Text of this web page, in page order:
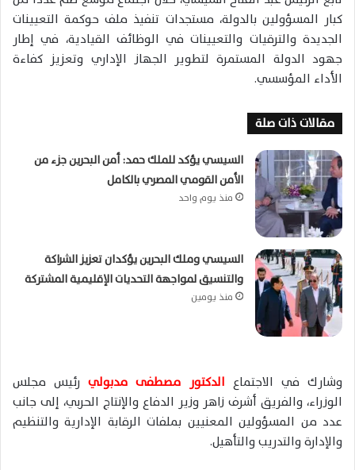
كبار المسؤولين بالدولة، مستجدات تنفيذ ملف حوكمة التعيينات
الجديدة والترقيات والتعيينات في الوظائف القيادية، في إطار
جهود الدولة المستمرة لتطوير الجهاز الإداري وتعزيز كفاءة
الأداء المؤسسي.
مقالات ذات صلة
السيسي يؤكد للملك حمد: أمن البحرين جزء من
الأمن القومي المصري بالكامل
منذ يوم واحد
السيسي وملك البحرين يؤكدان تعزيز الشراكة
والتنسيق لمواجهة التحديات الإقليمية المشتركة
منذ يومين
وشارك في الاجتماع الدكتور مصطفى مدبوليرئيس مجلس
الوزراء، والفريق أشرف زاهر وزير الدفاع والإنتاج الحربي، إلى جانب
عدد من المسؤولين المعنيين بملفات الرقابة الإدارية والتنظيم
والإدارة والتدريب والتأهيل.